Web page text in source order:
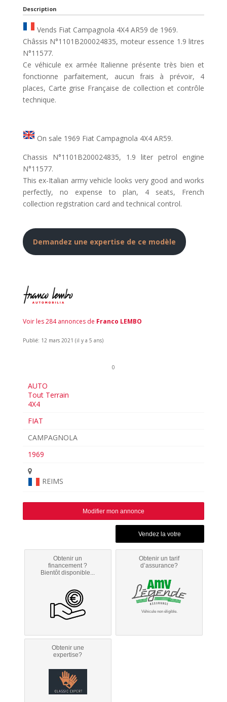
Description
Vends Fiat Campagnola 4X4 AR59 de 1969.
Châssis N°1101B200024835, moteur essence 1.9 litres
N°11577.
Ce véhicule ex armée Italienne présente très bien et
fonctionne parfaitement, aucun frais à prévoir, 4
places, Carte grise Française de collection et contrôle
technique.
On sale 1969 Fiat Campagnola 4X4 AR59.
Chassis N°1101B200024835, 1.9 liter petrol engine
N°11577.
This ex-Italian army vehicle looks very good and works
perfectly, no expense to plan, 4 seats, French
collection registration card and technical control.
Demandez une expertise de ce modèle
Voir les 284 annonces de Franco LEMBO
Publié: 12 mars 2021 (il y a 5 ans)
0
AUTO
Tout Terrain
4X4
FIAT
CAMPAGNOLA
1969
REIMS
Modifier mon annonce
Obtenir un
financement ?
Bientôt disponible...
Obtenir un tarif
d’assurance?
Véhicule non éligible.
Obtenir une
expertise?